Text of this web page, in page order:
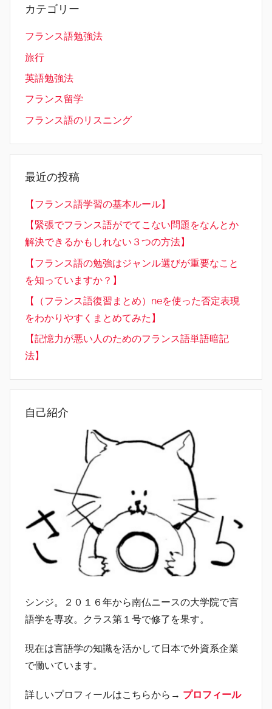
カテゴリー
フランス語勉強法
旅行
英語勉強法
フランス留学
フランス語のリスニング
最近の投稿
【フランス語学習の基本ルール】
【緊張でフランス語がでてこない問題をなんとか
解決できるかもしれない３つの方法】
【フランス語の勉強はジャンル選びが重要なこと
を知っていますか？】
【（フランス語復習まとめ）neを使った否定表現
をわかりやすくまとめてみた】
【記憶力が悪い人のためのフランス語単語暗記
法】
自己紹介
シンジ。２０１６年から南仏ニースの大学院で言
語学を専攻。クラス第１号で修了を果す。
現在は言語学の知識を活かして日本で外資系企業
で働いています。
詳しいプロフィールはこちらから→ プロフィール